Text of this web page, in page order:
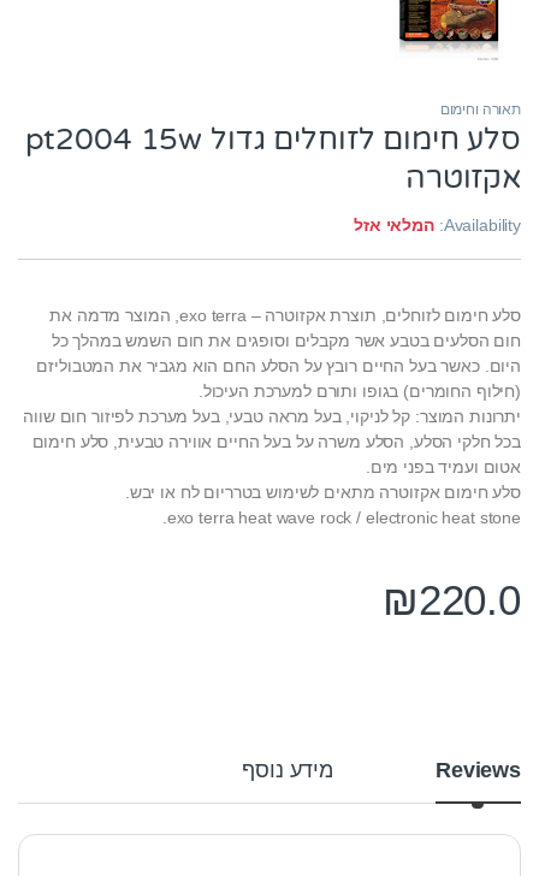
תאורה וחימום
סלע חימום לזוחלים גדול pt2004 15w
אקזוטרה
Availability: המלאי אזל
סלע חימום לזוחלים, תוצרת אקזוטרה – exo terra, המוצר מדמה את
חום הסלעים בטבע אשר מקבלים וסופגים את חום השמש במהלך כל
היום. כאשר בעל החיים רובץ על הסלע החם הוא מגביר את המטבוליזם
(חילוף החומרים) בגופו ותורם למערכת העיכול.
יתרונות המוצר: קל לניקוי, בעל מראה טבעי, בעל מערכת לפיזור חום שווה
בכל חלקי הסלע, הסלע משרה על בעל החיים אווירה טבעית, סלע חימום
אטום ועמיד בפני מים.
סלע חימום אקזוטרה מתאים לשימוש בטרריום לח או יבש.
exo terra heat wave rock / electronic heat stone.
₪220.0
Reviews מידע נוסף